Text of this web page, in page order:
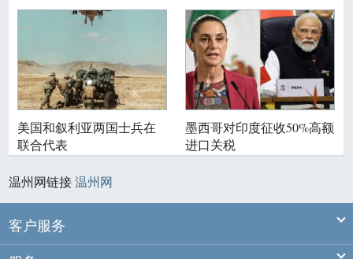
美国和叙利亚两国士兵在
联合代表
墨西哥对印度征收50%高额
进口关税
温州网链接温州网
客户服务